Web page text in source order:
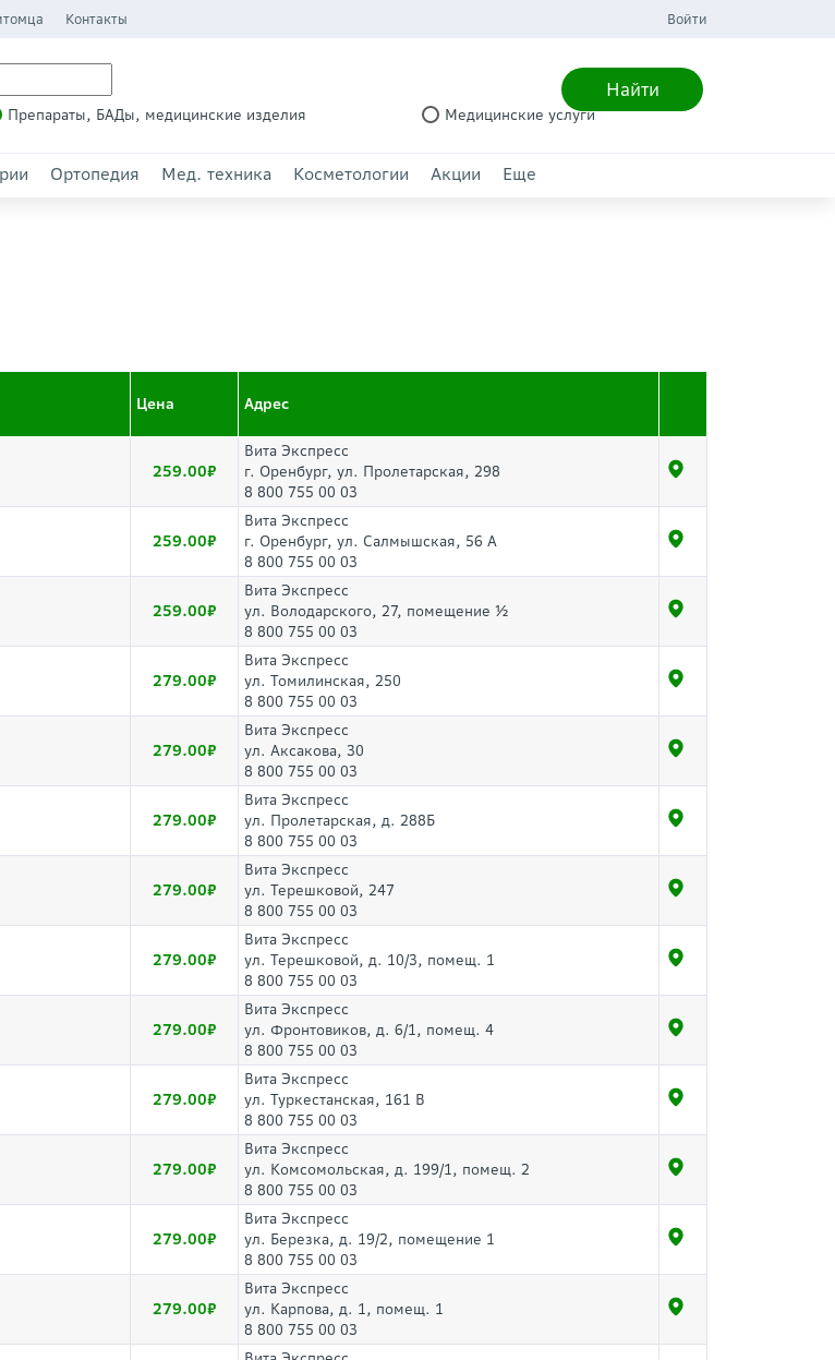
Контакты Войти
Найти
Препараты, БАДы, медицинские изделия Медицинские услуги
Ортопедия Мед. техника Косметологии Акции Еще
Цена Адрес
259.00
Вита Экспресс
г. Оренбург, ул. Пролетарская, 298
8 800 755 00 03
259.00
Вита Экспресс
г. Оренбург, ул. Салмышская, 56 А
8 800 755 00 03
259.00
Вита Экспресс
ул. Володарского, 27, помещение ½
8 800 755 00 03
279.00
Вита Экспресс
ул. Томилинская, 250
8 800 755 00 03
279.00
Вита Экспресс
ул. Аксакова, 30
8 800 755 00 03
279.00
Вита Экспресс
ул. Пролетарская, д. 288Б
8 800 755 00 03
279.00
Вита Экспресс
ул. Терешковой, 247
8 800 755 00 03
279.00
Вита Экспресс
ул. Терешковой, д. 10/3, помещ. 1
8 800 755 00 03
279.00
Вита Экспресс
ул. Фронтовиков, д. 6/1, помещ. 4
8 800 755 00 03
279.00
Вита Экспресс
ул. Туркестанская, 161 В
8 800 755 00 03
279.00
Вита Экспресс
ул. Комсомольская, д. 199/1, помещ. 2
8 800 755 00 03
279.00
Вита Экспресс
ул. Березка, д. 19/2, помещение 1
8 800 755 00 03
279.00
Вита Экспресс
ул. Карпова, д. 1, помещ. 1
8 800 755 00 03